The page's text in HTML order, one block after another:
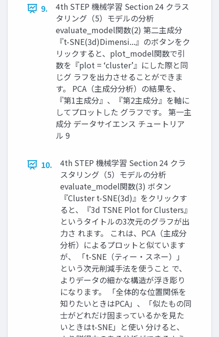
9.
4th STEP 機械学習 Section 24 クラス
タリング（5）モデルの分析
evaluate_model関数(2) 第二主成分
『t-SNE(3d)Dimensi...』のボタンをク
リックすると、plot_model関数で引
数を『plot = ‘cluster’』にした際と同
じグ ラフを出力させることができま
す。 PCA（主成分分析）の結果を、
『第1主成分』、『第2主成分』を軸に
してプロットした グラフです。 第一主
成分 データサイエンス チュートリア
ル 9
10.
4th STEP 機械学習 Section 24 クラ
スタリング（5）モデルの分析
evaluate_model関数(3) ボタン
『Cluster t-SNE(3d)』をクリックす
ると、『3d TSNE Plot for Clusters』
というタイトルの3次元のグラフが出
力さ れます。 これは、PCA（主成分
分析）によるプロットと似ています
が、 「t-SNE（ティー・スネー）」
という次元削減手法を使うこと で、
よりデータの細かな構造が浮き彫り
になります。 「全体的な位置関係を
知りたいときはPCA」、「似たもの同
士がどれだけ固まっているかを見た
いときはt-SNE」と使い 分けると、